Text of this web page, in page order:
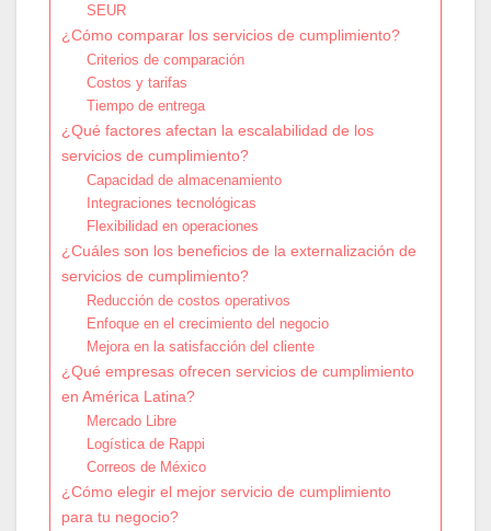
SEUR
¿Cómo comparar los servicios de cumplimiento?
Criterios de comparación
Costos y tarifas
Tiempo de entrega
¿Qué factores afectan la escalabilidad de los
servicios de cumplimiento?
Capacidad de almacenamiento
Integraciones tecnológicas
Flexibilidad en operaciones
¿Cuáles son los beneficios de la externalización de
servicios de cumplimiento?
Reducción de costos operativos
Enfoque en el crecimiento del negocio
Mejora en la satisfacción del cliente
¿Qué empresas ofrecen servicios de cumplimiento
en América Latina?
Mercado Libre
Logística de Rappi
Correos de México
¿Cómo elegir el mejor servicio de cumplimiento
para tu negocio?